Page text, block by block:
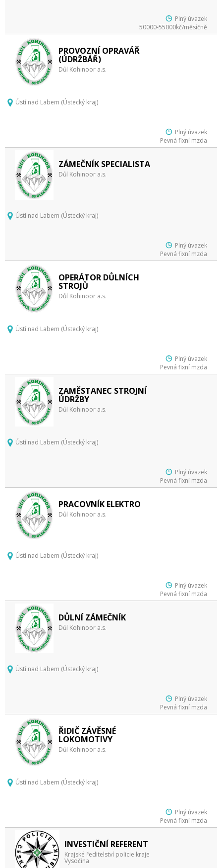
Plný úvazek
50000-55000kč/měsíčně
PROVOZNÍ OPRAVÁŘ
(ÚDRŽBÁŘ)
Důl Kohinoor a.s.
Ústí nad Labem (Ústecký kraj)
Plný úvazek
Pevná fixní mzda
ZÁMEČNÍK SPECIALISTA
Důl Kohinoor a.s.
Ústí nad Labem (Ústecký kraj)
Plný úvazek
Pevná fixní mzda
OPERÁTOR DŮLNÍCH
STROJŮ
Důl Kohinoor a.s.
Ústí nad Labem (Ústecký kraj)
Plný úvazek
Pevná fixní mzda
ZAMĚSTANEC STROJNÍ
ÚDRŽBY
Důl Kohinoor a.s.
Ústí nad Labem (Ústecký kraj)
Plný úvazek
Pevná fixní mzda
PRACOVNÍK ELEKTRO
Důl Kohinoor a.s.
Ústí nad Labem (Ústecký kraj)
Plný úvazek
Pevná fixní mzda
DŮLNÍ ZÁMEČNÍK
Důl Kohinoor a.s.
Ústí nad Labem (Ústecký kraj)
Plný úvazek
Pevná fixní mzda
ŘIDIČ ZÁVĚSNÉ
LOKOMOTIVY
Důl Kohinoor a.s.
Ústí nad Labem (Ústecký kraj)
Plný úvazek
Pevná fixní mzda
INVESTIČNÍ REFERENT
Krajské ředitelství policie kraje
Vysočina